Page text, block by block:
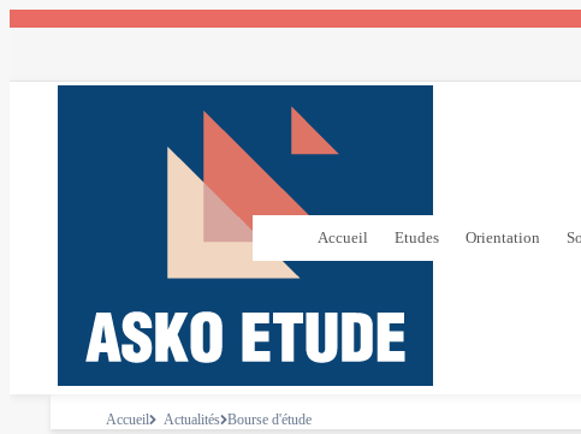
Accueil Etudes Orientation
Accueil Actualités Bourse d'étude